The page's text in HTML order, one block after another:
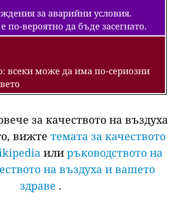
за аварийни условия.
по-вероятно да бъде засегнато.
всеки може да има по-сериозни
за качеството на въздуха
вижте темата за качеството
или ръководството на
на въздуха и вашето
здраве .